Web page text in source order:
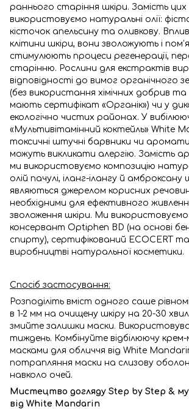
раннього старіння шкіри. Замість
використовуємо натуральні олії:
кісточок апельсину та оливкову.
клітини шкіри, вони зволожують і
стимулюють процеси регенерації,
старінню. Рослини для екстрактів
відповідності до вимог органічного
(без використання хімічних добрив та
мають сертифікат «Органік») чи у
екологічно чистих районах. У
«Мультивітамінний коктейль» White
токсичні штучні барвники чи
можуть викликати алергію. Замість
ми використовуємо композицію
олій пачулі, іланг-ілангу й амброксану
являються джерелом корисних
необхідними для ефективного
зволоження шкіри. Ми
консервант Optiphen BD (на основі
спирту), сертифікований ECOCERT
виробництві натуральної косметики.
Спосіб застосування:
Розподіліть вміст одного саше
в 1-2 мм на очищену шкіру на 20-30
змийте залишки маски.
тиждень. Комбінуйте відбілюючу крем-
масками для обличчя від White
потрапляння маски на слизову
навколо очей.
Мистецтво догляду Step by Step &
від White Mandarin